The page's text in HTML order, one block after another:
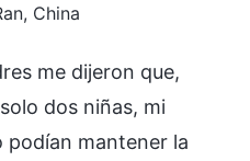
China
me dijeron que,
dos niñas, mi
podían mantener la